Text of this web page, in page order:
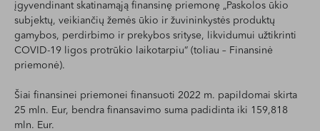
įgyvendinant skatinamąją finansinę priemonę „Paskolos ūkio
subjektų, veikiančių žemės ūkio ir žuvininkystės produktų
gamybos, perdirbimo ir prekybos srityse, likvidumui užtikrinti
COVID-19 ligos protrūkio laikotarpiu“ (toliau – Finansinė
priemonė).
Šiai finansinei priemonei finansuoti 2022 m. papildomai skirta
25 mln. Eur, bendra finansavimo suma padidinta iki 159,818
mln. Eur.